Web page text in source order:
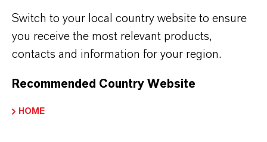
Kunden mit Farbstoffen und Pigmenten.
Switch to your local country website to ensure
you receive the most relevant products,
contacts and information for your region.
Recommended Country Website
HOME